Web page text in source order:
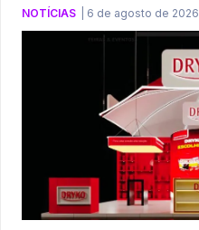
NOTÍCIAS 6 de agosto de 2026